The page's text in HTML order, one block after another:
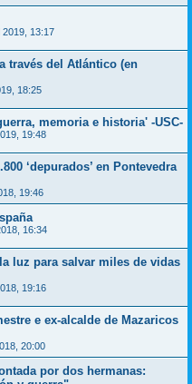
2019, 13:17
través del Atlántico (en
18:25
memoria e historia' -USC-
19:48
‘depurados’ en Pontevedra
19:46
16:34
luz para salvar miles de vidas
19:16
e ex-alcalde de Mazaricos
20:00
por dos hermanas: